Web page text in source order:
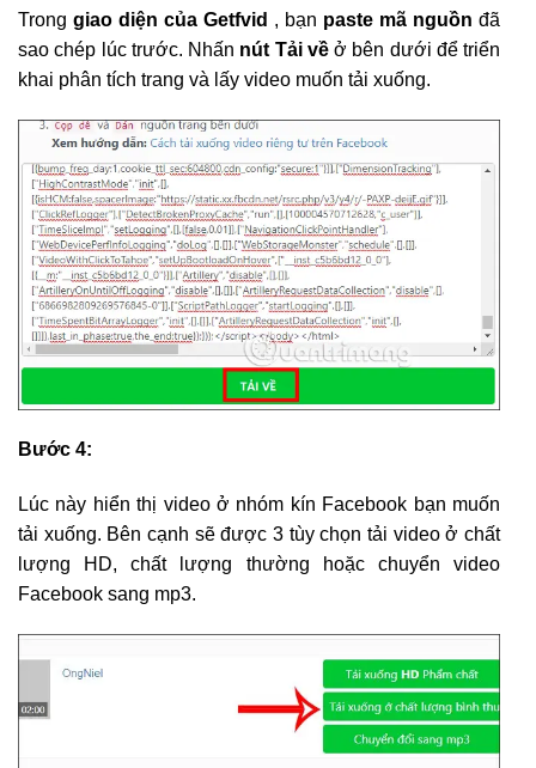
Trong giao diện của Getfvid , bạn paste mã nguồn đã
sao chép lúc trước. Nhấn nút Tải về ở bên dưới để triển
khai phân tích trang và lấy video muốn tải xuống.
Bước 4:
Lúc này hiển thị video ở nhóm kín Facebook bạn muốn
tải xuống. Bên cạnh sẽ được 3 tùy chọn tải video ở chất
lượng HD, chất lượng thường hoặc chuyển video
Facebook sang mp3.